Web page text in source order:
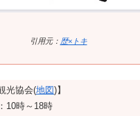
引用元： 歴×トキ
光協会(地図)】
10時～18時